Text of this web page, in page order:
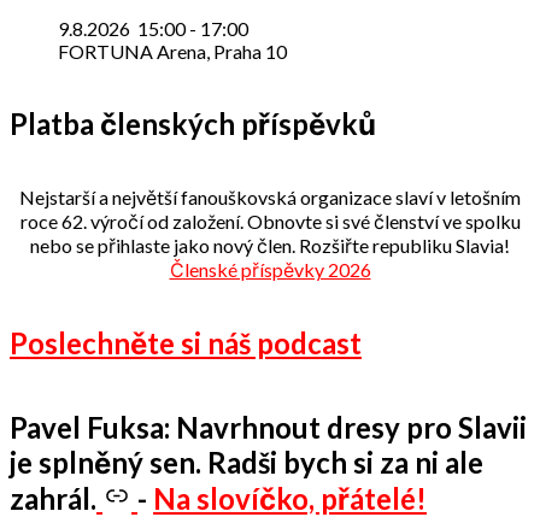
9.8.2026 15:00- 17:00
FORTUNA Arena, Praha 10
Platba členských příspěvků
Nejstarší a největší fanouškovská organizace slaví v letošním
roce 62. výročí od založení. Obnovte si své členství ve spolku
nebo se přihlaste jako nový člen. Rozšiřte republiku Slavia!
Členské příspěvky 2026
Poslechněte si náš podcast
Pavel Fuksa: Navrhnout dresy pro Slavii
je splněný sen. Radši bych si za ni ale
zahrál.
- Na slovíčko, přátelé!